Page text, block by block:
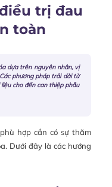
trị đau
toàn
dựa trên nguyên nhân, vị
phương pháp trải dài từ
cho đến can thiệp phẫu
hợp cần có sự thăm
Dưới đây là các hướng